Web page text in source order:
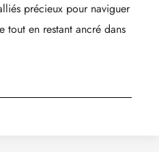
précieux pour naviguer
tout en restant ancré dans